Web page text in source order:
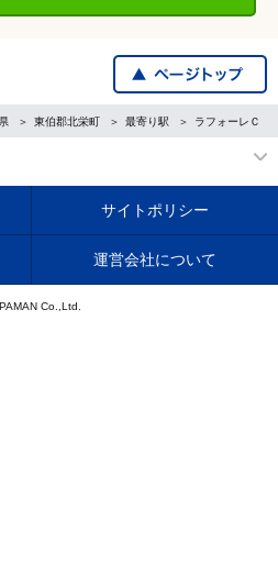
東伯郡北栄町 最寄り駅 ラフォーレＣ
サイトポリシー
運営会社について
Co.,Ltd.